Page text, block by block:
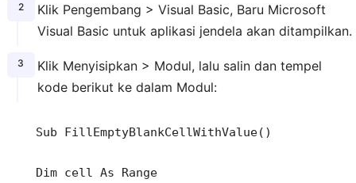
Klik Pengembang > Visual Basic, Baru Microsoft
Visual Basic untuk aplikasi jendela akan ditampilkan.
Klik Menyisipkan > Modul, lalu salin dan tempel
kode berikut ke dalam Modul:
Sub FillEmptyBlankCellWithValue()
Dim cell As Range